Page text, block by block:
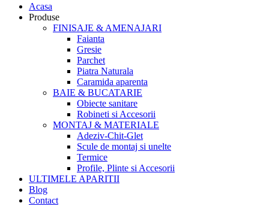
Acasa
Produse
FINISAJE & AMENAJARI
Faianta
Gresie
Parchet
Piatra Naturala
Caramida aparenta
BAIE & BUCATARIE
Obiecte sanitare
Robineti si Accesorii
MONTAJ & MATERIALE
Adeziv-Chit-Glet
Scule de montaj si unelte
Termice
Profile, Plinte si Accesorii
ULTIMELE APARITII
Blog
Contact